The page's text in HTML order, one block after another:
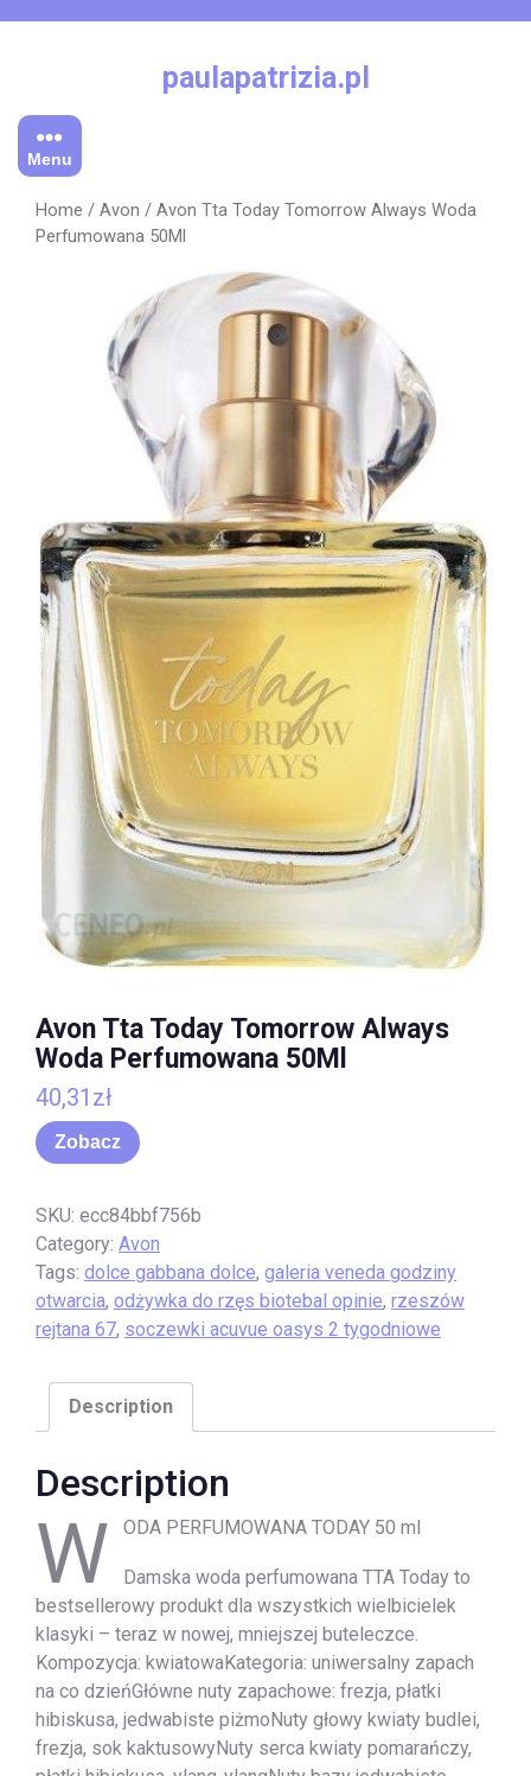
paulapatrizia.pl
Menu
Home / Avon / Avon Tta Today Tomorrow Always Woda
Perfumowana 50Ml
Avon Tta Today Tomorrow Always
Woda Perfumowana 50Ml
40,31 zł
Zobacz
SKU: ecc84bbf756b
Category: Avon
Tags: dolce gabbana dolce, galeria veneda godziny
otwarcia, odżywka do rzęs biotebal opinie, rzeszów
rejtana 67, soczewki acuvue oasys 2 tygodniowe
Description
Description
W ODA PERFUMOWANA TODAY 50 ml
Damska woda perfumowana TTA Today to
bestsellerowy produkt dla wszystkich wielbicielek
klasyki – teraz w nowej, mniejszej buteleczce.
Kompozycja: kwiatowaKategoria: uniwersalny zapach
na co dzieńGłówne nuty zapachowe: frezja, płatki
hibiskusa, jedwabiste piżmoNuty głowy kwiaty budlei,
frezja, sok kaktusowyNuty serca kwiaty pomarańczy,